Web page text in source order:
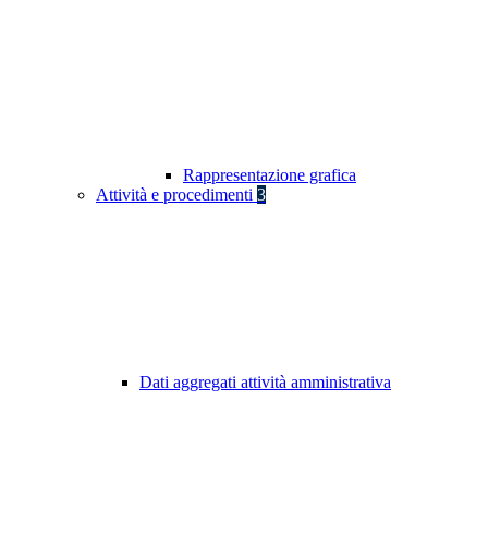
Rappresentazione grafica
Attività e procedimenti 3
Dati aggregati attività amministrativa